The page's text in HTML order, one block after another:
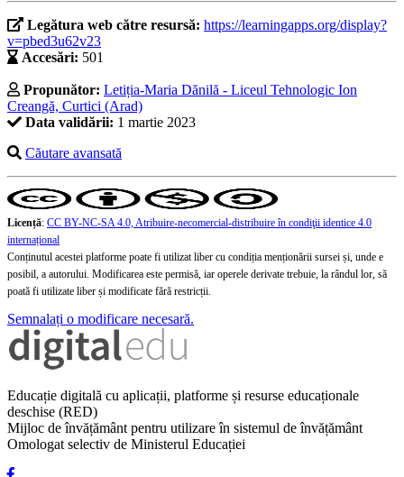
Legătura web către resursă: https://learningapps.org/display?
v=pbed3u62v23
Accesări: 501
Propunător: Letiția-Maria Dănilă - Liceul Tehnologic Ion
Creangă, Curtici (Arad)
Data validării: 1 martie 2023
Căutare avansată
Licență: CC BY-NC-SA 4.0, Atribuire-necomercial-distribuire în condiţii identice 4.0
internațional
Conținutul acestei platforme poate fi utilizat liber cu condiția menționării sursei și, unde e
posibil, a autorului. Modificarea este permisă, iar operele derivate trebuie, la rândul lor, să
poată fi utilizate liber și modificate fără restricții.
Semnalați o modificare necesară.
Educație digitală cu aplicații, platforme și resurse educaționale
deschise (RED)
Mijloc de învățământ pentru utilizare în sistemul de învățământ
Omologat selectiv de Ministerul Educației